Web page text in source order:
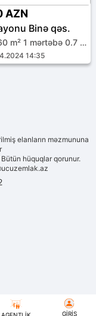
AZN
Binə qəs.
3 otaqlı 60 m² 1 mərtəbə 0.7 sot
14:35
GIRIŞ
elanların məzmununa
hüquqlar qorunur.